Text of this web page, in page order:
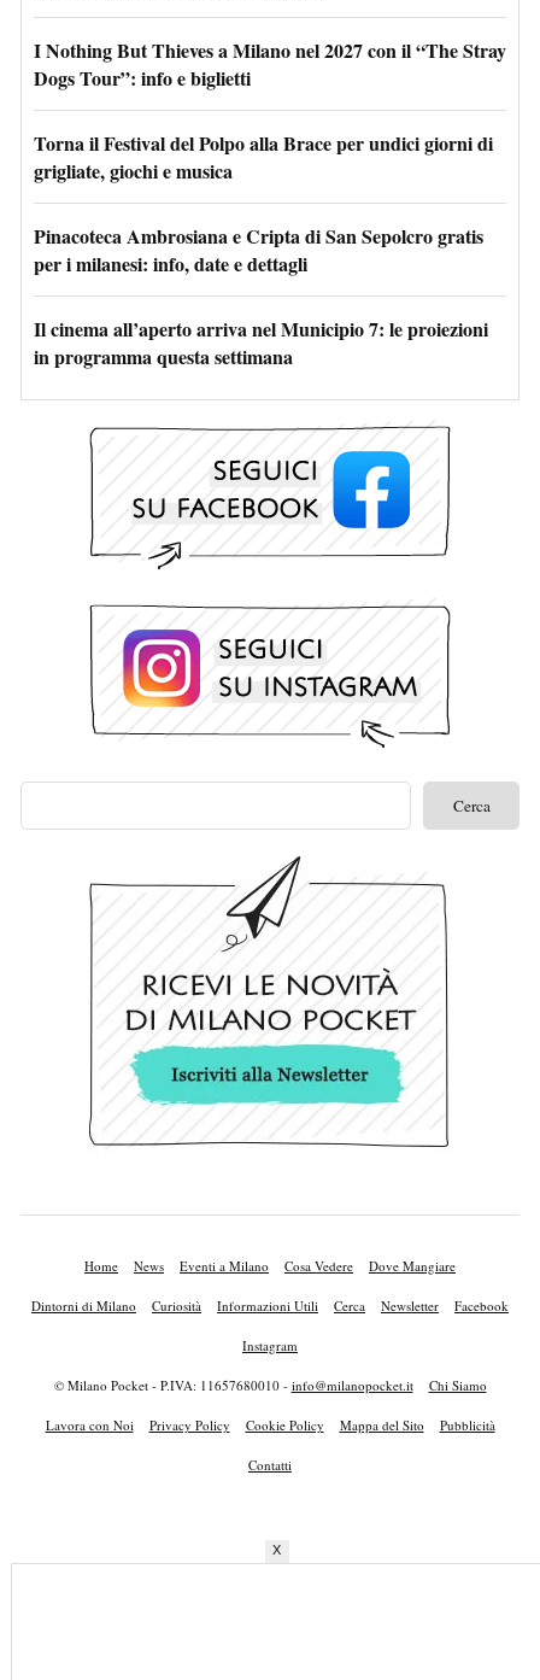
I Nothing But Thieves a Milano nel 2027 con il “The Stray
Dogs Tour”: info e biglietti
Torna il Festival del Polpo alla Brace per undici giorni di
grigliate, giochi e musica
Pinacoteca Ambrosiana e Cripta di San Sepolcro gratis
per i milanesi: info, date e dettagli
Il cinema all’aperto arriva nel Municipio 7: le proiezioni
in programma questa settimana
Home News Eventi a Milano Cosa Vedere Dove Mangiare
Dintorni di Milano Curiosità Informazioni Utili Cerca Newsletter Facebook
Instagram
© Milano Pocket - P.IVA: 11657680010 - info@milanopocket.it Chi Siamo
Lavora con Noi Privacy Policy Cookie Policy Mappa del Sito Pubblicità
Contatti
X